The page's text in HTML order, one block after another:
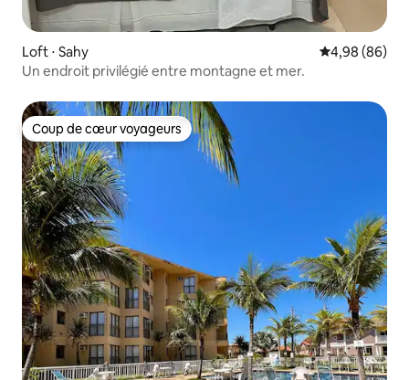
Loft ⋅ Sahy Évaluation
4,98 (86)
Un endroit privilégié entre montagne et mer.
Coup de cœur voyageurs
Coup de cœur voyageurs